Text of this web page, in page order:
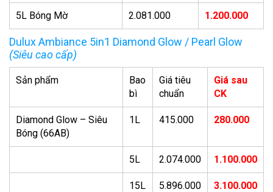
5L Bóng Mờ 2.081.000 1.200.000
Dulux Ambiance 5in1 Diamond Glow / Pearl Glow
(Siêu cao cấp)
Sản phẩm
Bao
bì
Giá tiêu
chuẩn
Giá sau
CK
Diamond Glow – Siêu
Bóng (66AB)
1L 415.000 280.000
5L 2.074.000 1.100.000
15L 5.896.000 3.100.000